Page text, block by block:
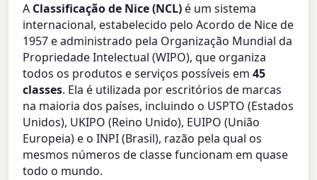
A Classificação de Nice (NCL)é um sistema
internacional, estabelecido pelo Acordo de Nice de
1957 e administrado pela Organização Mundial da
Propriedade Intelectual (WIPO), que organiza
todos os produtos e serviços possíveis em45
classes. Ela é utilizada por escritórios de marcas
na maioria dos países, incluindo o USPTO (Estados
Unidos), UKIPO (Reino Unido), EUIPO (União
Europeia) e o INPI (Brasil), razão pela qual os
mesmos números de classe funcionam em quase
todo o mundo.